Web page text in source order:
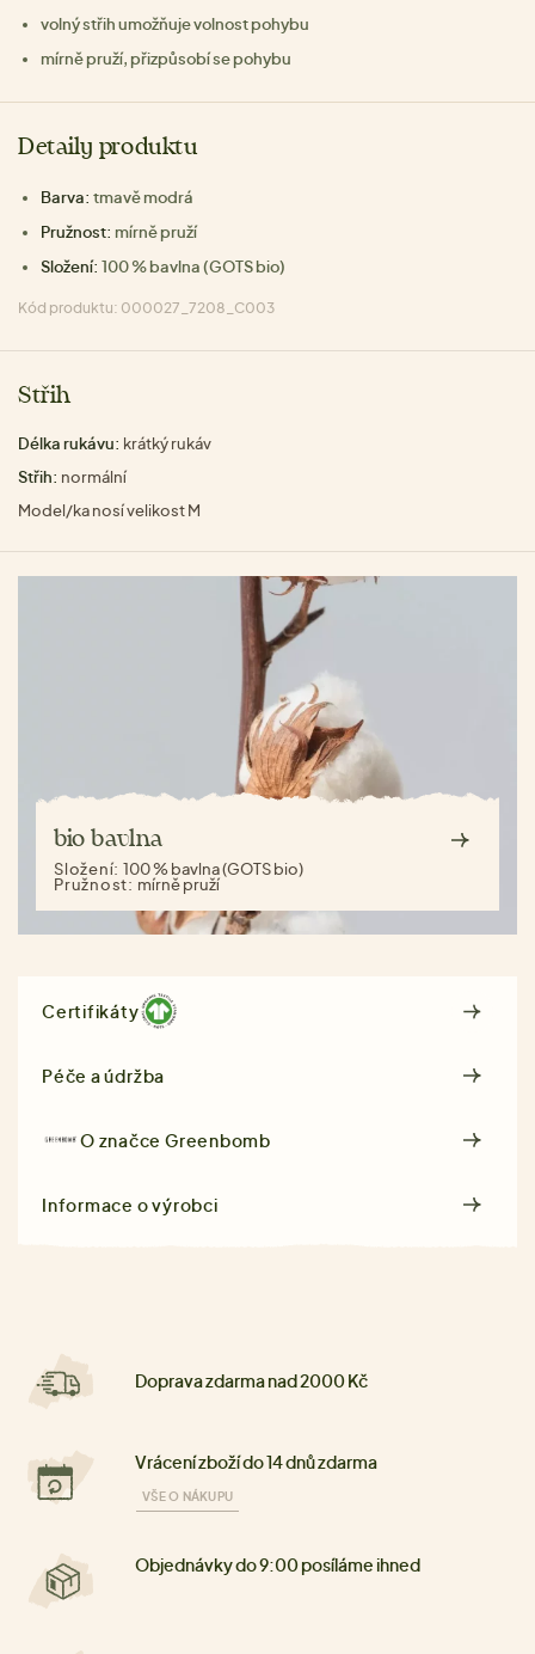
volný střih umožňuje volnost pohybu
mírně pruží, přizpůsobí se pohybu
Detaily produktu
Barva: tmavě modrá
Pružnost: mírně pruží
Složení: 100 % bavlna (GOTS bio)
Kód produktu: 000027_7208_C003
Střih
Délka rukávu: krátký rukáv
Střih: normální
Model/ka nosí velikost M
bio bavlna
Složení:100 % bavlna (GOTS bio)
Pružnost: mírně pruží
Certifikáty
Péče a údržba
O značceGreenbomb
Informace o výrobci
Doprava zdarma nad 2000 Kč
Vrácení zboží do 14 dnů zdarma
VŠE O NÁKUPU
Objednávky do 9:00 posíláme ihned